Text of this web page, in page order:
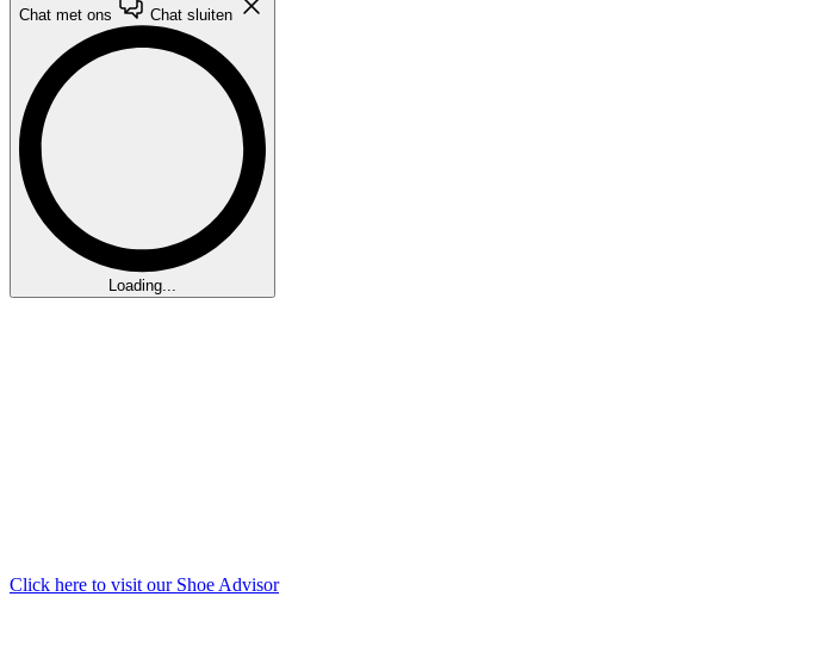
Chat met ons Chat sluiten
Loading...
Click here to visit our Shoe Advisor